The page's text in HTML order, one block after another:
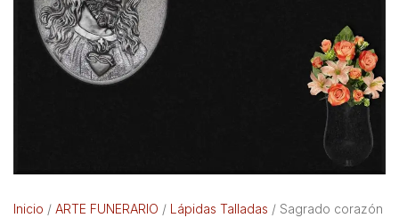
Inicio / ARTE FUNERARIO / Lápidas Talladas / Sagrado corazón